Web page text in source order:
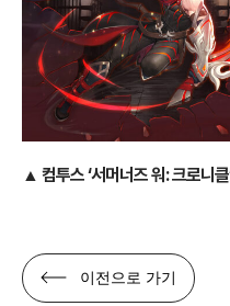
▲ 컴투스 ‘서머너즈 워: 크로니클
이전으로 가기